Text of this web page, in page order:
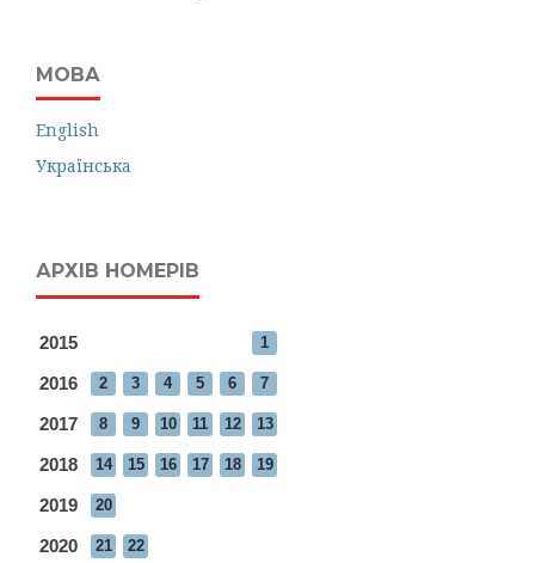
МОВА
English
Українська
АРХІВ НОМЕРІВ
2015 1
2016 2 3 4 5 6 7
2017 8 9 10 11 12 13
2018 14 15 16 17 18 19
2019 20
2020 21 22